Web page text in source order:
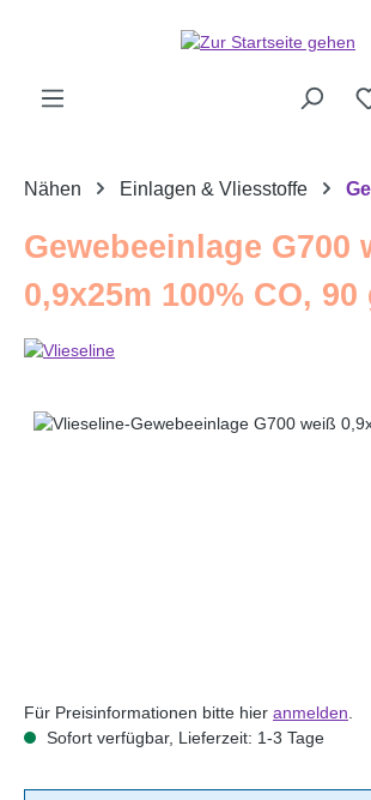
Nähen Einlagen & Vliesstoffe
Gewebeeinlage G700
0,9x25m 100% CO, 90
Bildergalerie überspringen
Für Preisinformationen bitte hier anmelden
Sofort verfügbar, Lieferzeit: 1-3 Tage